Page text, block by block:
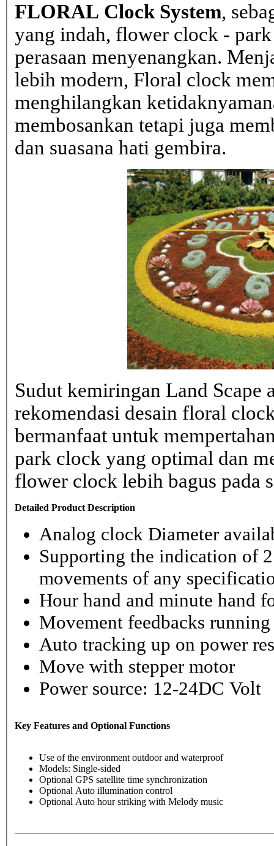
FLORAL Clock System,
yang indah, flower clock -
perasaan menyenangkan.
lebih modern, Floral clock
menghilangkan
membosankan tetapi juga
dan suasana hati gembira.
Sudut kemiringan Land Scape
rekomendasi desain floral
bermanfaat untuk
park clock yang optimal dan
flower clock lebih bagus pada
Detailed Product Description
Analog clock Diameter
Supporting the indication of
movements of any
Hour hand and minute hand
Movement feedbacks
Auto tracking up on power
Move with stepper motor
Power source: 12-24DC Volt
Key Features and Optional Functions
Use of the environment outdoor and waterproof
Models: Single-sided
Optional GPS satellite time synchronization
Optional Auto illumination control
Optional Auto hour striking with Melody music